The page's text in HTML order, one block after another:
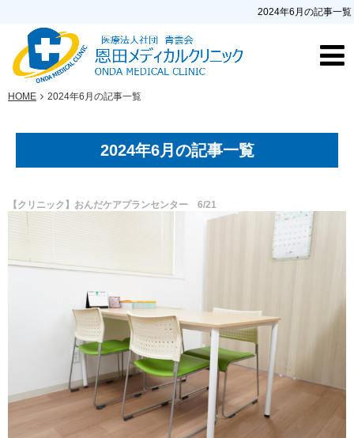
2024年6月の記事一覧
HOME 2024年6月の記事一覧
2024年6月の記事一覧
【クリニック】おんだケアプランセンター 6/21